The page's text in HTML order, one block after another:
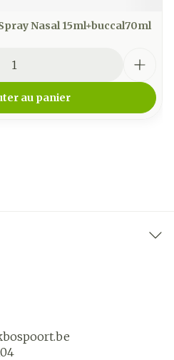
Nasal 15ml+buccal70ml
au panier